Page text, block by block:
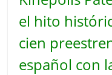
el hito
cien
español con